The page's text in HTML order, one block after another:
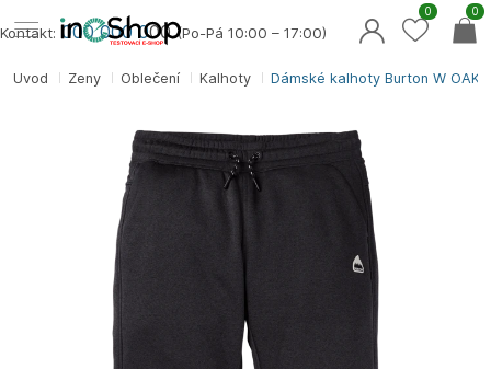
Úvod Ženy Oblečení Kalhoty Dámské kalhoty Burton W OAK
Kontakt: 000 000 000(Po-Pá 10:00 – 17:00)
0
0